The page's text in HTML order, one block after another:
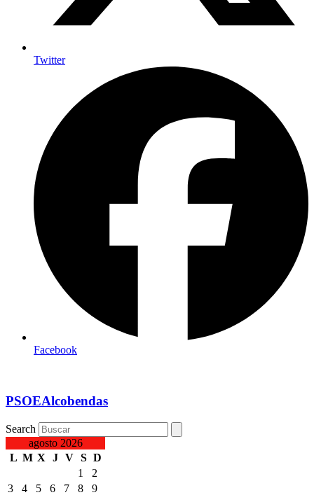
Twitter
Facebook
PSOEAlcobendas
Search
agosto 2026
L M X J V S D
1
2
3
4 5 6 7 8
9